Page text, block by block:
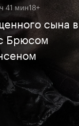
41 мин18+
сына в
Брюсом